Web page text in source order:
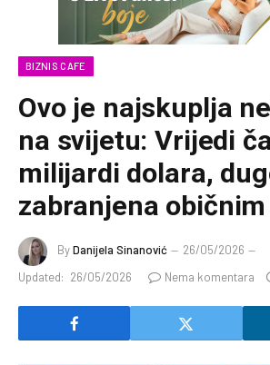
BIZNIS CAFE
Ovo je najskuplja
na svijetu: Vrijedi
milijardi dolara,
zabranjena
ByDanijela Sinanović
26/05/2026
Updated: 26/05/2026 Nema komentara